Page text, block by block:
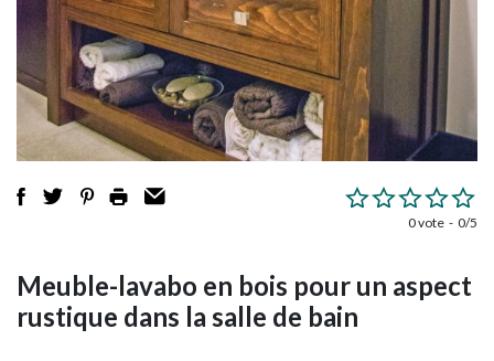
0 vote 0/5
Meuble-lavabo en bois pour un aspect
rustique dans la salle de bain